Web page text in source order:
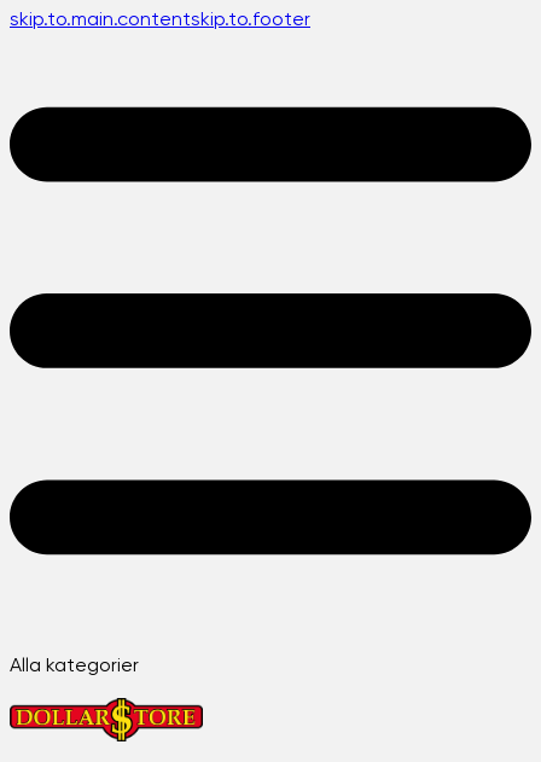
skip.to.main.contentskip.to.footer
Alla kategorier